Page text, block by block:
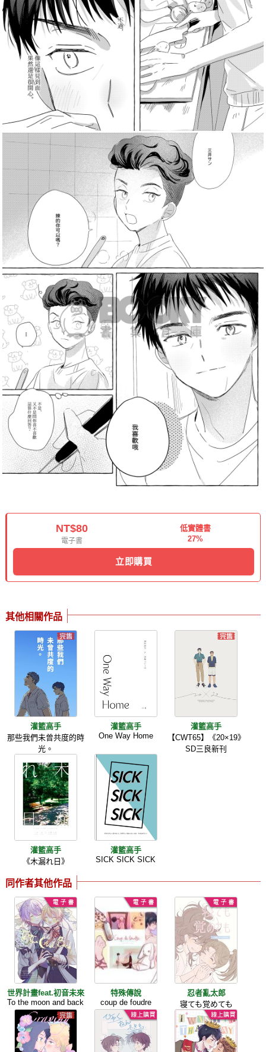
NT$80
電子書
低實體書
27%
立即購買
其他相關作品
灌籃高手
那些我們未曾共度的時
光。
灌籃高手
One Way Home
灌籃高手
【CWT65】《20×19》
SD三良新刊
灌籃高手
《木漏れ日》
灌籃高手
SICK SICK SICK
同作者其他作品
世界計畫feat.初音未來
To the moon and back
特殊傳說
coup de foudre
忍者亂太郎
寝ても覚めても